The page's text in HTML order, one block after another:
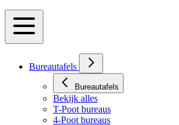
Bureautafels
Bureautafels
Bekijk alles
T-Poot bureaus
4-Poot bureaus